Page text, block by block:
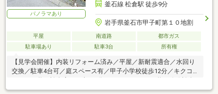
パノラマあり
釜石線 松倉駅 徒歩9分
岩手県釜石市甲子町第１０地割
平屋 南道路
都市ガス
駐車場あり
駐車3台 所有権
【見学会開催】内装リフォーム済み／平屋／新耐震適合／水回り
交換／駐車4台可／庭スペース有／甲子小学校徒歩12分／キクコ
駅徒歩9分／閑…